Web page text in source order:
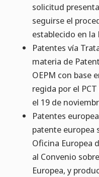
solicitud
seguirse el
establecido en la
Patentes vía
materia de
OEPM con base
regida por el
el 19 de
Patentes
patente europea
Oficina Europea
al Convenio
Europea, y